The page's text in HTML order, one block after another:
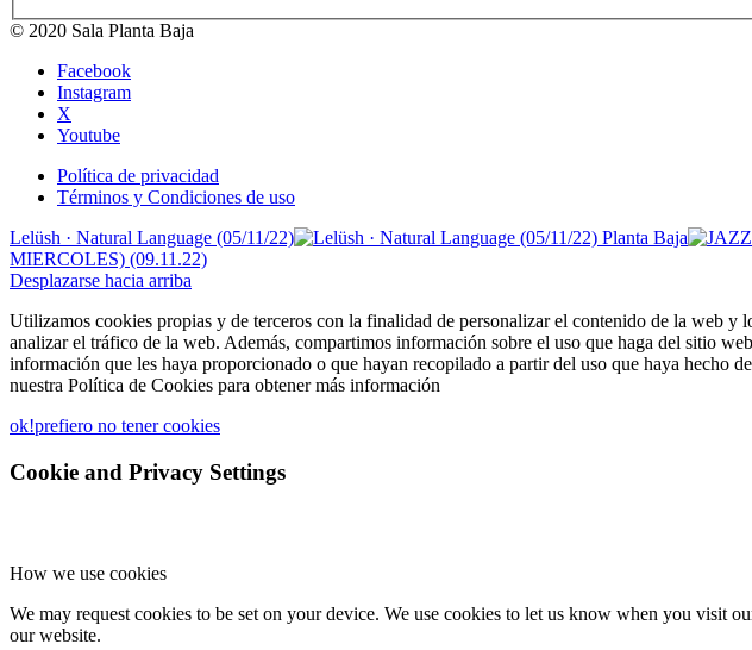
© 2020 Sala Planta Baja
Facebook
Instagram
X
Youtube
Política de privacidad
Términos y Condiciones de uso
Lelüsh · Natural Language (05/11/22)
MIERCOLES) (09.11.22)
Desplazarse hacia arriba
Utilizamos cookies propias y de terceros con la finalidad de personalizar el contenido de la web y
analizar el tráfico de la web. Además, compartimos información sobre el uso que haga del sitio
información que les haya proporcionado o que hayan recopilado a partir del uso que haya hecho
nuestra Política de Cookies para obtener más información
ok!prefiero no tener cookies
Cookie and Privacy Settings
How we use cookies
We may request cookies to be set on your device. We use cookies to let us know when you visit
our website.